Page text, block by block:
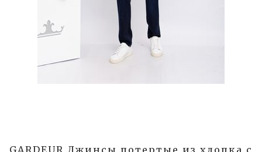
GARDEUR Джинсы потертые из хлопка с